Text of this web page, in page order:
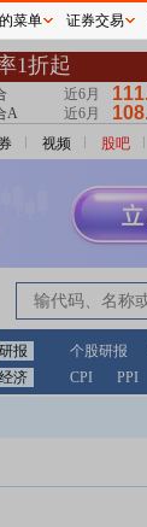
视频 股吧
研报 个股研报
经济 CPI PPI
菜单 证券交易